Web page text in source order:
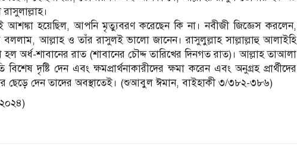
হয়েছিল, আপনি মৃত্যুবরণ করেছেন কি না। নবীজী জিজ্ঞেস করলেন,
আল্লাহ ও তাঁর রাসুলই ভালো জানেন। রাসুলুল্লাহ সাল্লাল্লাহু আলাইহি
অর্ধ-শাবানের রাত (শাবানের চৌদ্দ তারিখের দিনগত রাত)। আল্লাহ তাআলা
বিশেষ দৃষ্টি দেন এবং ক্ষমপ্রার্থনাকারীদের ক্ষমা করেন এবং অনুগ্রহ প্রার্থীদের
ছেড়ে দেন তাদের অবস্থাতেই। (শুআবুল ঈমান, বাইহাকী ৩/৩৮২-৩৮৬)